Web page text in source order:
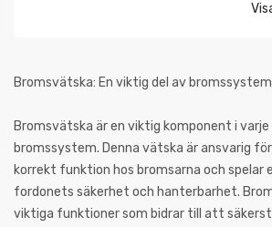
Bromsvätska: En viktig del av
Bromsvätska är en viktig komponent i
bromssystem. Denna vätska är ansvarig
korrekt funktion hos bromsarna och spelar
fordonets säkerhet och hanterbarhet.
viktiga funktioner som bidrar till att